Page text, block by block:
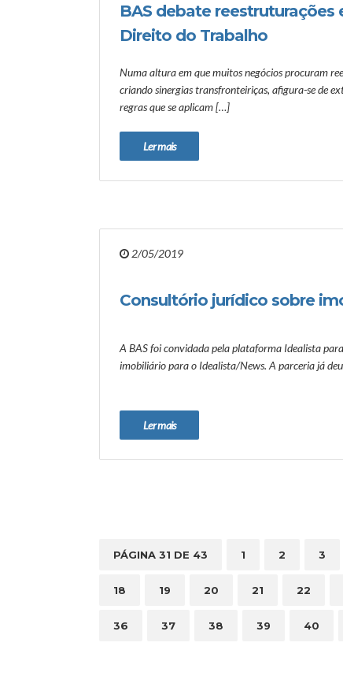
BAS debate reestruturações
Direito do Trabalho
Numa altura em que muitos negócios procuram
criando sinergias transfronteiriças, afigura-se de
regras que se aplicam […]
Ler mais
2/05/2019
Consultório jurídico sobre
A BAS foi convidada pela plataforma Idealista
imobiliário para o Idealista/News. A parceria já
Ler mais
PÁGINA 31 DE 43 1 2 3
18 19 20 21 22
36 37 38 39 40